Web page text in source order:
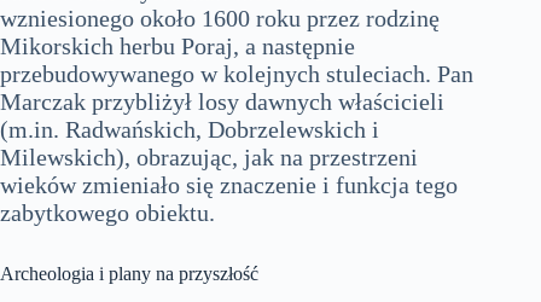
wzniesionego około 1600 roku przez rodzinę
Mikorskich herbu Poraj, a następnie
przebudowywanego w kolejnych stuleciach. Pan
Marczak przybliżył losy dawnych właścicieli
(m.in. Radwańskich, Dobrzelewskich i
Milewskich), obrazując, jak na przestrzeni
wieków zmieniało się znaczenie i funkcja tego
zabytkowego obiektu.
Archeologia i plany na przyszłość